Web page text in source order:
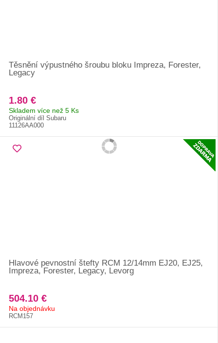
Těsnění výpustného šroubu bloku Impreza, Forester,
Legacy
1.80 €
Skladem více než 5 Ks
Originální díl Subaru
11126AA000
Hlavové pevnostní štefty RCM 12/14mm EJ20, EJ25,
Impreza, Forester, Legacy, Levorg
504.10 €
Na objednávku
RCM157